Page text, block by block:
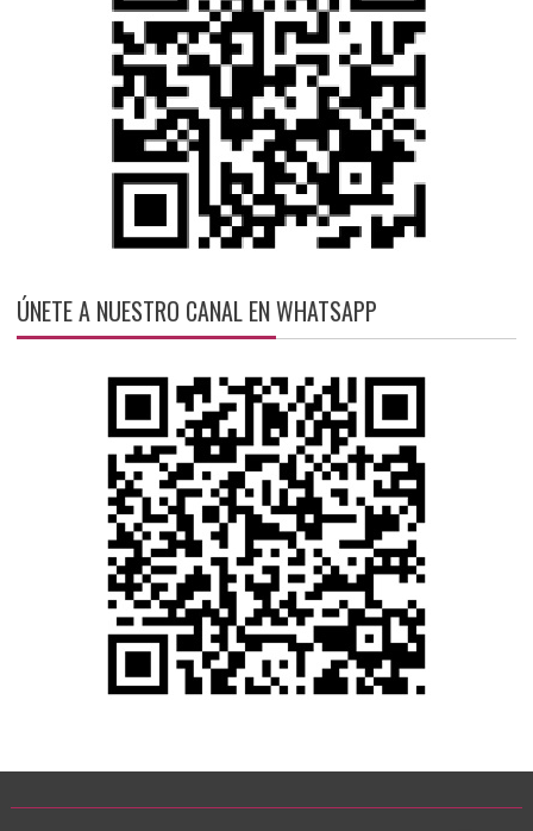
ÚNETE A NUESTRO CANAL EN WHATSAPP